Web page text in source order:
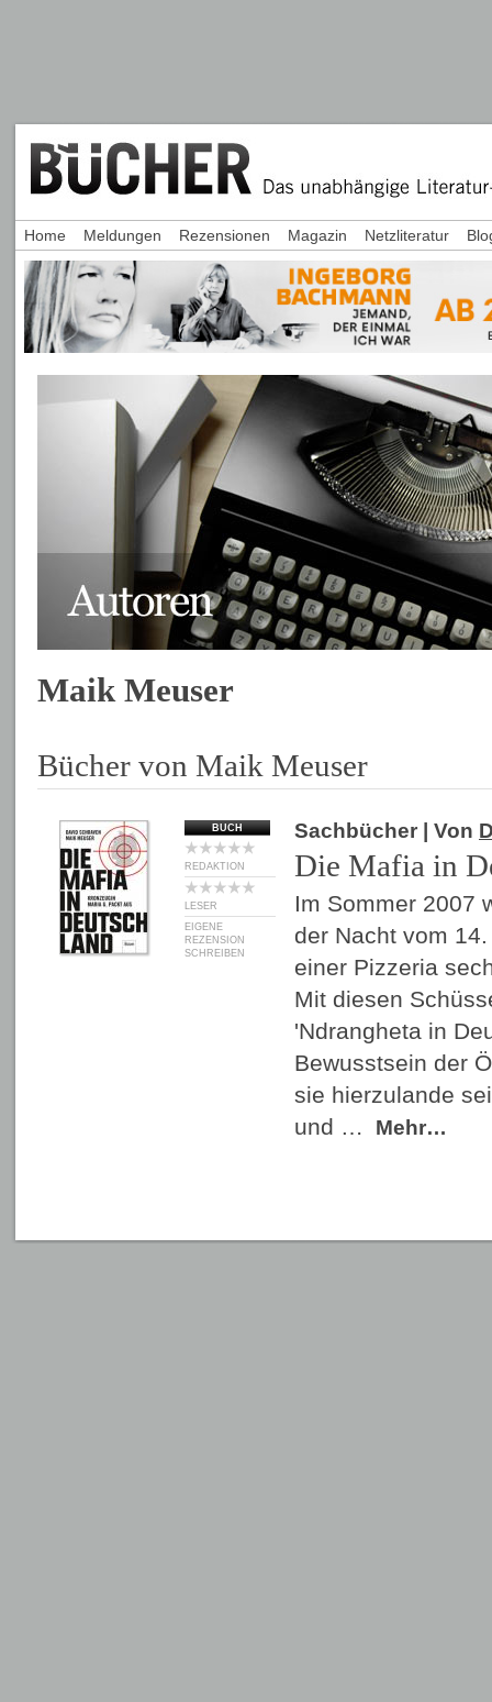
Maik Meuser
Bücher von Maik Meuser
BUCH
REDAKTION
LESER
EIGENE
REZENSION
SCHREIBEN
Sachbücher | Von
Die Mafia in
Im Sommer 2007
der Nacht vom
einer Pizzeria
Mit diesen
'Ndrangheta in
Bewusstsein der
sie hierzulande
und …
Mehr…
Home Meldungen Rezensionen Magazin Netzliteratur